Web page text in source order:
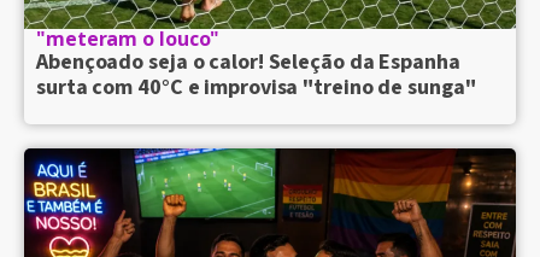
"meteram o louco"
Abençoado seja o calor! Seleção da Espanha
surta com 40°C e improvisa "treino de sunga"